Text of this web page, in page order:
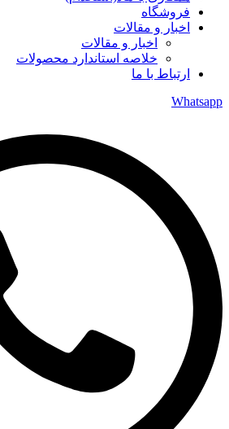
فروشگاه
اخبار و مقالات
اخبار و مقالات
خلاصه استاندارد محصولات
ارتباط با ما
Whatsapp